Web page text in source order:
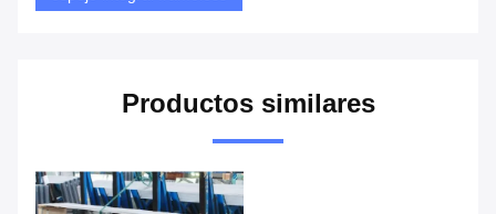
Productos similares